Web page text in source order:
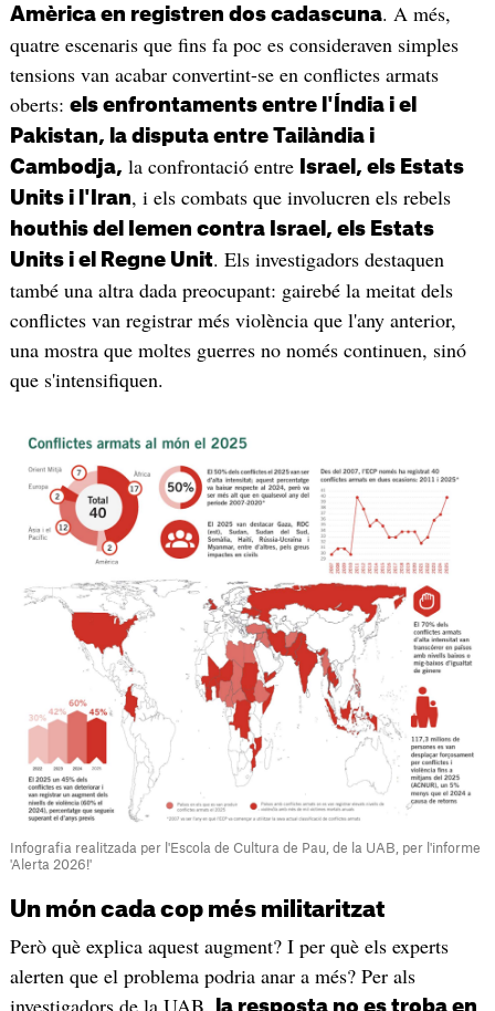
Amèrica en registren dos cadascuna. A més,
quatre escenaris que fins fa poc es consideraven simples
tensions van acabar convertint-se en conflictes armats
oberts: els enfrontaments entre l'Índia i el
Pakistan, la disputa entre Tailàndia i
Cambodja, la confrontació entre
Israel, els Estats
Units i l'Iran, i els combats que involucren els rebels
houthis del Iemen contra Israel, els Estats
Units i el Regne Unit. Els investigadors destaquen
també una altra dada preocupant: gairebé la meitat dels
conflictes van registrar més violència que l'any anterior,
una mostra que moltes guerres no només continuen, sinó
que s'intensifiquen.
Infografia realitzada per l'Escola de Cultura de Pau, de la UAB, per l'informe
'Alerta 2026!'
Un món cada cop més militaritzat
Però què explica aquest augment? I per què els experts
alerten que el problema podria anar a més? Per als
investigadors de la UAB,
la resposta no es troba en